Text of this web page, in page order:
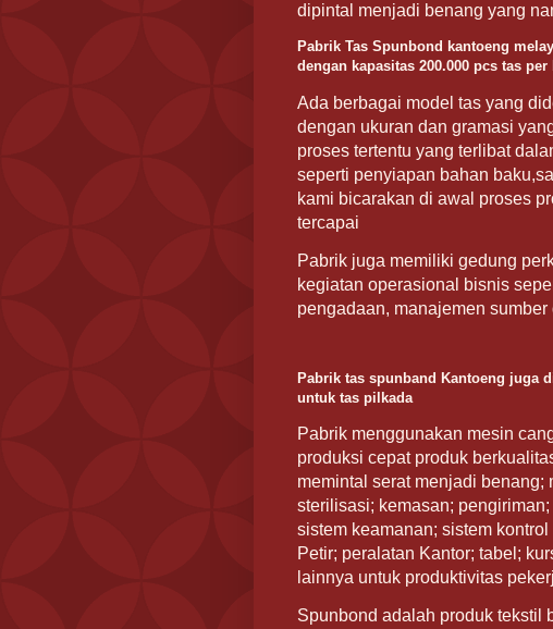
dipintal menjadi benang yang
Pabrik Tas Spunbond kantoeng
dengan kapasitas 200.000 pcs tas per
Ada berbagai model tas yang
dengan ukuran dan gramasi
proses tertentu yang terlibat
seperti penyiapan bahan
kami bicarakan di awal proses
tercapai
Pabrik juga memiliki gedung
kegiatan operasional bisnis
pengadaan, manajemen
Pabrik tas spunband Kantoeng juga
untuk tas pilkada
Pabrik menggunakan mesin
produksi cepat produk
memintal serat menjadi
sterilisasi; kemasan;
sistem keamanan; sistem
Petir; peralatan Kantor; tabel;
lainnya untuk produktivitas
Spunbond adalah produk tekstil